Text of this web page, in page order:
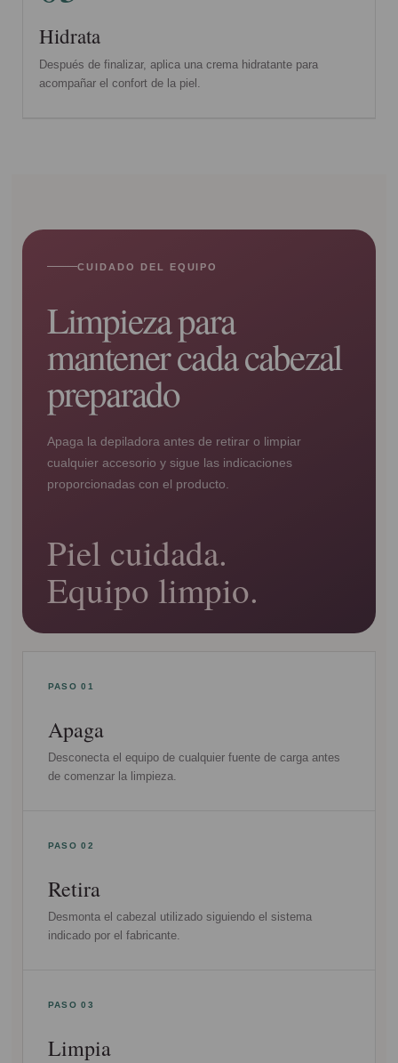
Hidrata
Después de finalizar, aplica una crema hidratante para
acompañar el confort de la piel.
CUIDADO DEL EQUIPO
Limpieza para
mantener cada cabezal
preparado
Apaga la depiladora antes de retirar o limpiar
cualquier accesorio y sigue las indicaciones
proporcionadas con el producto.
Piel cuidada.
Equipo limpio.
PASO 01
Apaga
Desconecta el equipo de cualquier fuente de carga antes
de comenzar la limpieza.
PASO 02
Retira
Desmonta el cabezal utilizado siguiendo el sistema
indicado por el fabricante.
PASO 03
Limpia